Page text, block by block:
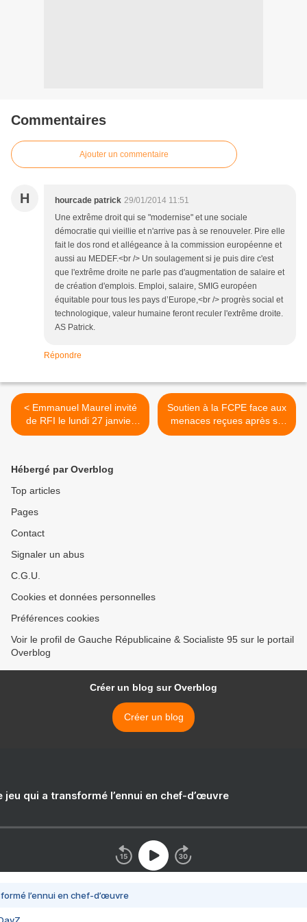
Commentaires
Ajouter un commentaire
H hourcade patrick 29/01/2014 11:51
Une extrême droit qui se "modernise" et une sociale
démocratie qui vieillie et n'arrive pas à se renouveler. Pire elle
fait le dos rond et allégeance à la commission européenne et
aussi au MEDEF.<br /> Un soulagement si je puis dire c'est
que l'extrême droite ne parle pas d'augmentation de salaire et
de création d'emplois. Emploi, salaire, SMIG européen
équitable pour tous les pays d’Europe,<br /> progrès social et
technologique, valeur humaine feront reculer l'extrême droite.
AS Patrick.
Répondre
< Emmanuel Maurel invité
de RFI le lundi 27 janvier
2014
Soutien à la FCPE face aux
menaces reçues après sa
défense des ABCD de
Hébergé par Overblog
Top articles
Pages
Contact
Signaler un abus
C.G.U.
Cookies et données personnelles
Préférences cookies
Voir le profil de Gauche Républicaine & Socialiste 95 sur le portail
Overblog
Créer un blog sur Overblog
Créer un blog
jeu qui a transformé l’ennui en chef-d’œuvre
l’ennui en chef-d’œuvre